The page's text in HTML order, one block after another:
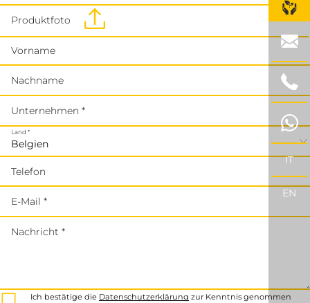
IT
EN
Produktfoto
Vorname
Nachname
Unternehmen *
Land *
Telefon
E-Mail *
Nachricht *
Ich bestätige die Datenschutzerklärung zur Kenntnis genommen